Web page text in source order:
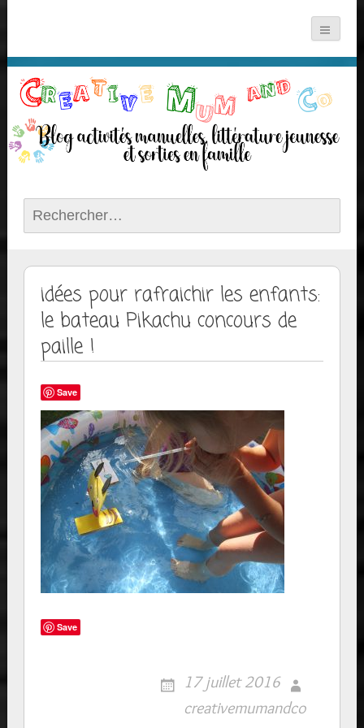
Rechercher :
idées pour rafraichir les enfants:
le bateau Pikachu concours de
paille !
Save
Save
17 juillet 2016
creativemumandco